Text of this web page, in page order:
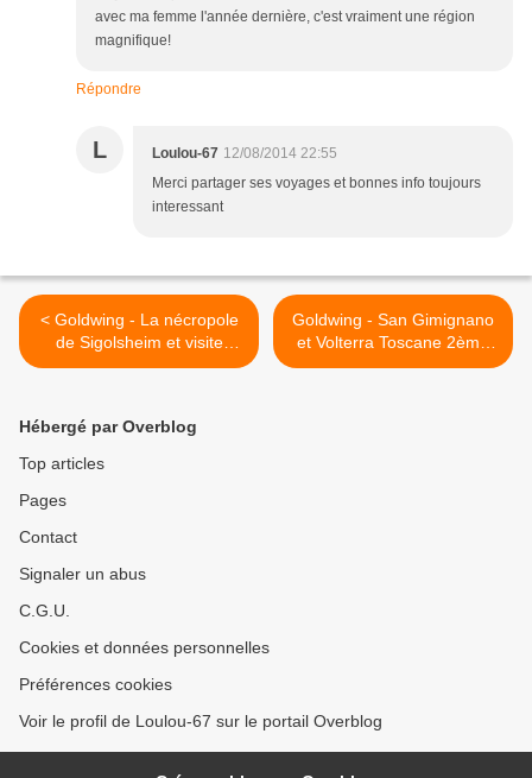
avec ma femme l'année dernière, c'est vraiment une région
magnifique!
Répondre
L Loulou-67 12/08/2014 22:55
Merci partager ses voyages et bonnes info toujours
interessant
< Goldwing - La nécropole
de Sigolsheim et visite
d'Éguisheim
Goldwing - San Gimignano
et Volterra Toscane 2ème
partie >
Hébergé par Overblog
Top articles
Pages
Contact
Signaler un abus
C.G.U.
Cookies et données personnelles
Préférences cookies
Voir le profil de Loulou-67 sur le portail Overblog